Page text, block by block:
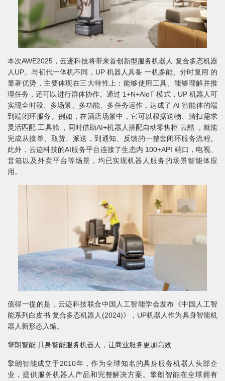
本次AWE2025，云迹科技将带来首创新型服务机器人 复合多态机器
人UP。与初代一体机不同，UP 机器人具备 一机多能、分时复用 的
显著优势，主要体现在三大特性上：能够使用工具、能够理解并推
理任务，还可以进行群体协作。通过 1+N+AloT 模式，UP 机器人可
实现全时段、多场景、多功能、多任务运作，达成了 AI 智能体的端
到端闭环服务。例如，在酒店场景中，它可以根据送物、清扫需求
灵活匹配 工具舱 ，同时借助AI+机器人搭配自动零售柜 云酷 ，就能
完成从接单、取货、派送，到通知、反馈的一整套闭环服务流程。
此外，云迹科技的AI服务平台连接了生态内 100+API 端口，电视、
音箱以及外卖平台等场景，均已实现机器人服务的场景智能体应
用。
值得一提的是，云迹科技联合中国人工智能学会发布《中国人工智
能系列白皮书 复合多态机器人(2024)》，UP机器人作为具身智能机
器人新形态入编。
擎朗智能 具身智能服务机器人，让商业服务更加高效
擎朗智能成立于2010年，作为全球知名的具身服务机器人头部企
业，提供服务机器人产品和完整解决方案。擎朗智能在全球拥有